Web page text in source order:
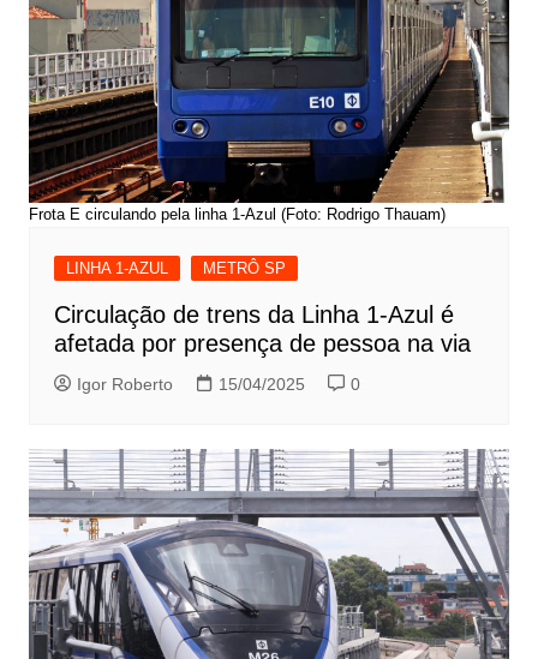
Frota E circulando pela linha 1-Azul (Foto: Rodrigo Thauam)
LINHA 1-AZUL METRÔ SP
Circulação de trens da Linha 1-Azul é
afetada por presença de pessoa na via
Igor Roberto 15/04/2025 0